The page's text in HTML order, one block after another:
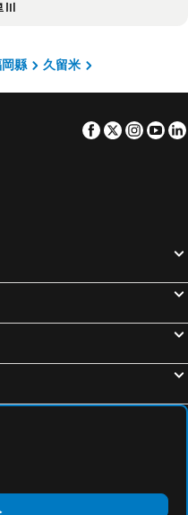
Hotel
Kurume Hills
GRANDSPA AVENUE
川
布院
Chuo Station
Fukuoka
National Museum
縣
久留米
Facebook
Twitter